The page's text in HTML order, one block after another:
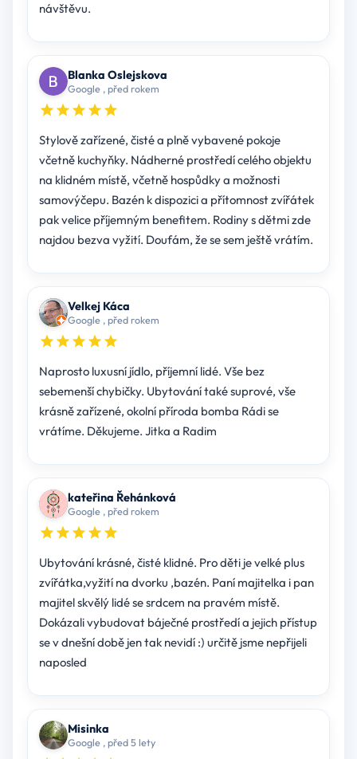
návštěvu.
Blanka Oslejskova
Google , před rokem
Stylově zařízené, čisté a plně vybavené pokoje
včetně kuchyňky. Nádherné prostředí celého objektu
na klidném místě, včetně hospůdky a možnosti
samovýčepu. Bazén k dispozici a přítomnost zvířátek
pak velice příjemným benefitem. Rodiny s dětmi zde
najdou bezva vyžití. Doufám, že se sem ještě vrátím.
Velkej Káca
Google , před rokem
Naprosto luxusní jídlo, příjemní lidé. Vše bez
sebemenší chybičky. Ubytování také suprové, vše
krásně zařízené, okolní příroda bomba Rádi se
vrátíme. Děkujeme. Jitka a Radim
kateřina Řehánková
Google , před rokem
Ubytování krásné, čisté klidné. Pro děti je velké plus
zvířátka,vyžití na dvorku ,bazén. Paní majitelka i pan
majitel skvělý lidé se srdcem na pravém místě.
Dokázali vybudovat báječné prostředí a jejich přístup
se v dnešní době jen tak nevidí :) určitě jsme nepřijeli
naposled
Misinka
Google , před 5 lety